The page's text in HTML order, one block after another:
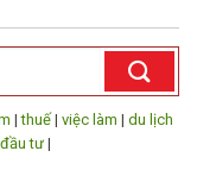
|thuế| việc làm | du lịch
đầu tư |